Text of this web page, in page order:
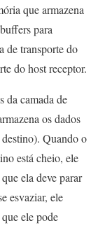
que armazena
para
de transporte do
do host receptor.
da camada de
os dados
Quando o
está cheio, ele
ela deve parar
esvaziar, ele
ele pode